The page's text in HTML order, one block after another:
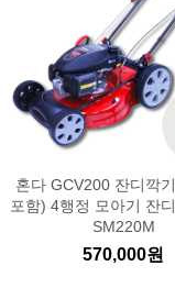
혼다 GCV200 잔디깍
포함) 4행정 모아기 잔
SM220M
570,000원